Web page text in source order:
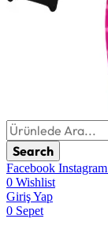
Search
Facebook Instagram
0 Wishlist
Giriş Yap
0 Sepet